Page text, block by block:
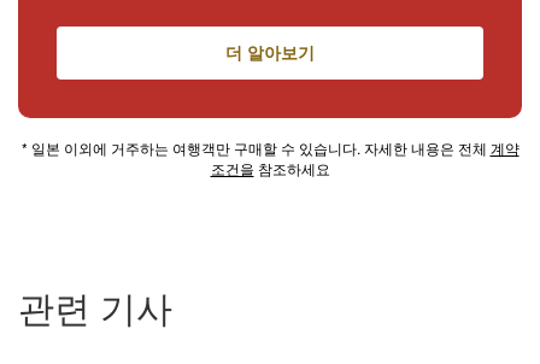
관련 기사
더 알아보기
* 일본 이외에 거주하는 여행객만 구매할 수 있습니다. 자세한 내용은 전체 계약
조건을 참조하세요